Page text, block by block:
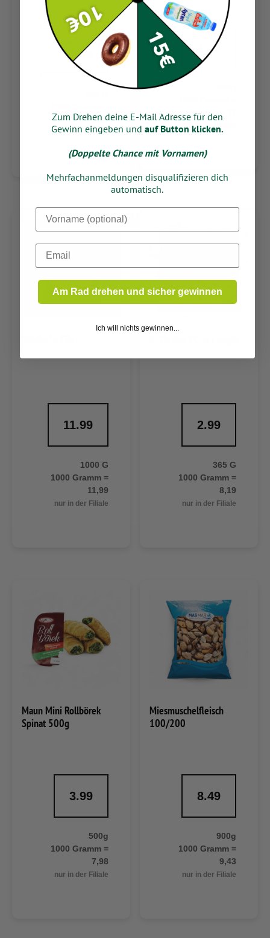
-20%
vorher: 1.49
1.19
2,98
nur in der Filiale
7.29
nur in der Filiale
11.99
1000 G
1000 Gramm =
11,99
nur in der Filiale
2.99
365 G
1000 Gramm =
8,19
nur in der Filiale
Maun Mini Rollbörek
Spinat 500g
3.99
500g
1000 Gramm =
7,98
nur in der Filiale
Miesmuschelfleisch
100/200
8.49
900g
1000 Gramm =
9,43
nur in der Filiale
Zum Drehen deine E-Mail Adresse für den
Gewinn eingeben und auf Button klicken.
(Doppelte Chance mit Vornamen)
Mehrfachanmeldungen disqualifizieren dich
automatisch.
Dein Vorname
Email
Am Rad drehen und sicher gewinnen
Ich will nichts gewinnen...